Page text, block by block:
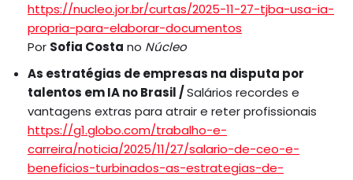
https://nucleo.jor.br/curtas/2025-11-27-tjba-usa-ia-
propria-para-elaborar-documentos
Por Sofia Costa no Núcleo
As estratégias de empresas na disputa por
talentos em IA no Brasil /Salários recordes e
vantagens extras para atrair e reter profissionais
https://g1.globo.com/trabalho-e-
carreira/noticia/2025/11/27/salario-de-ceo-e-
beneficios-turbinados-as-estrategias-de-